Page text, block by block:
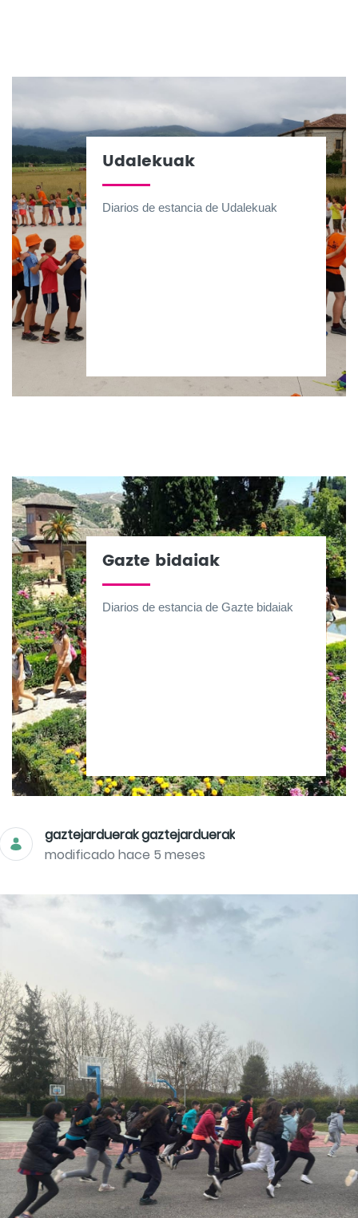
Udalekuak
Diarios de estancia de Udalekuak
Gazte bidaiak
Diarios de estancia de Gazte bidaiak
gaztejarduerak gaztejarduerak
modificado hace 5 meses